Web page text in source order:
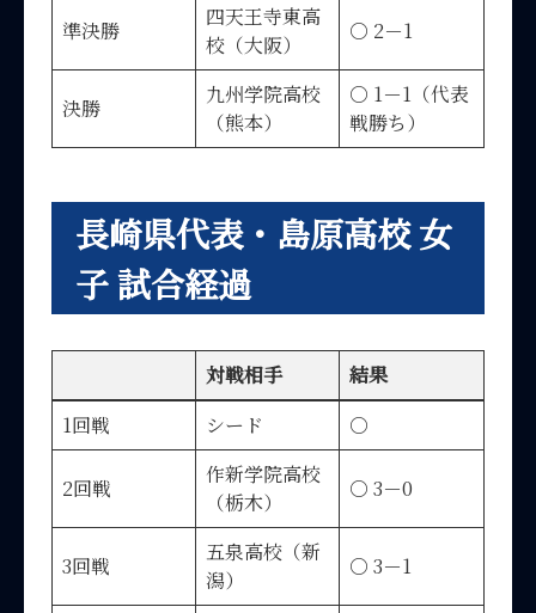
準決勝
四天王寺東高
校（大阪）
○ 2－1
決勝
九州学院高校
（熊本）
○ 1－1（代表
戦勝ち）
長崎県代表・島原高校 女
子 試合経過
対戦相手
結果
1回戦
シード ○
2回戦
作新学院高校
（栃木）
○ 3－0
3回戦
五泉高校（新
潟）
○ 3－1